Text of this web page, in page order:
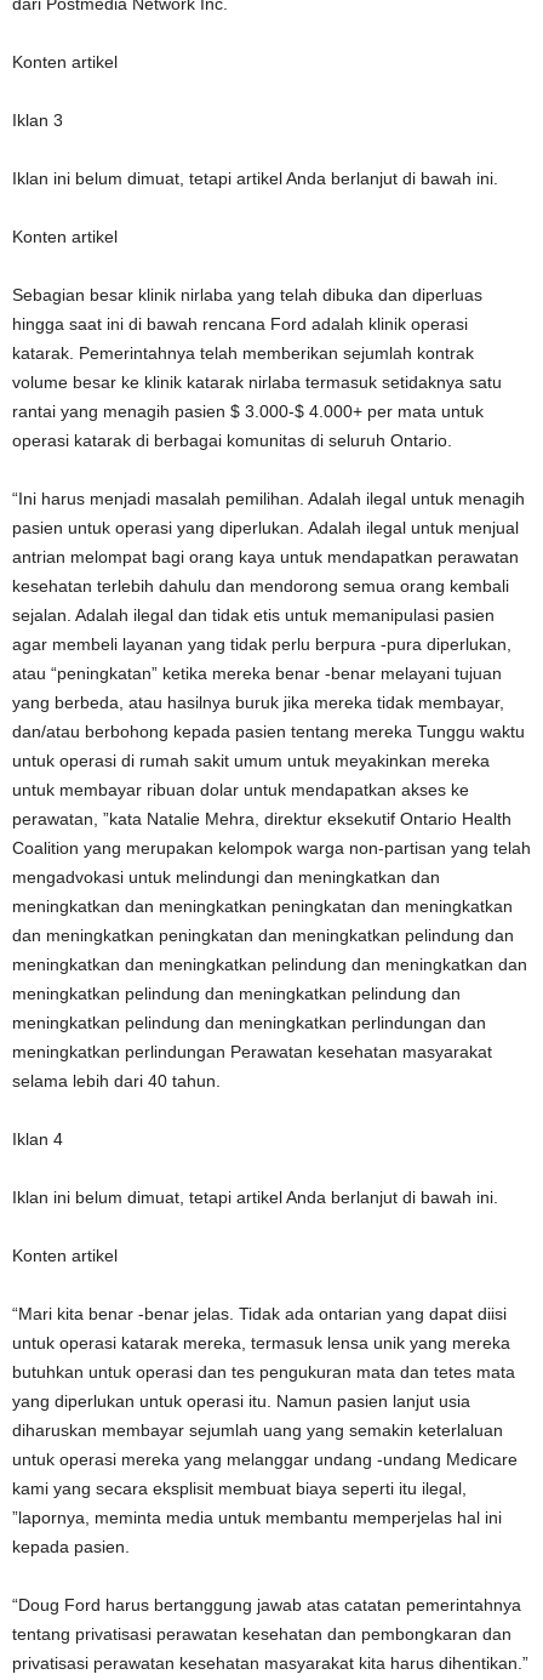
Konten artikel
Iklan 3
Iklan ini belum dimuat, tetapi artikel Anda berlanjut di bawah ini.
Konten artikel
Sebagian besar klinik nirlaba yang telah dibuka dan diperluas
hingga saat ini di bawah rencana Ford adalah klinik operasi
katarak. Pemerintahnya telah memberikan sejumlah kontrak
volume besar ke klinik katarak nirlaba termasuk setidaknya satu
rantai yang menagih pasien $ 3.000-$ 4.000+ per mata untuk
operasi katarak di berbagai komunitas di seluruh Ontario.
“Ini harus menjadi masalah pemilihan. Adalah ilegal untuk menagih
pasien untuk operasi yang diperlukan. Adalah ilegal untuk menjual
antrian melompat bagi orang kaya untuk mendapatkan perawatan
kesehatan terlebih dahulu dan mendorong semua orang kembali
sejalan. Adalah ilegal dan tidak etis untuk memanipulasi pasien
agar membeli layanan yang tidak perlu berpura -pura diperlukan,
atau “peningkatan” ketika mereka benar -benar melayani tujuan
yang berbeda, atau hasilnya buruk jika mereka tidak membayar,
dan/atau berbohong kepada pasien tentang mereka Tunggu waktu
untuk operasi di rumah sakit umum untuk meyakinkan mereka
untuk membayar ribuan dolar untuk mendapatkan akses ke
perawatan, ”kata Natalie Mehra, direktur eksekutif Ontario Health
Coalition yang merupakan kelompok warga non-partisan yang telah
mengadvokasi untuk melindungi dan meningkatkan dan
meningkatkan dan meningkatkan peningkatan dan meningkatkan
dan meningkatkan peningkatan dan meningkatkan pelindung dan
meningkatkan dan meningkatkan pelindung dan meningkatkan dan
meningkatkan pelindung dan meningkatkan pelindung dan
meningkatkan pelindung dan meningkatkan perlindungan dan
meningkatkan perlindungan Perawatan kesehatan masyarakat
selama lebih dari 40 tahun.
Iklan 4
Iklan ini belum dimuat, tetapi artikel Anda berlanjut di bawah ini.
Konten artikel
“Mari kita benar -benar jelas. Tidak ada ontarian yang dapat diisi
untuk operasi katarak mereka, termasuk lensa unik yang mereka
butuhkan untuk operasi dan tes pengukuran mata dan tetes mata
yang diperlukan untuk operasi itu. Namun pasien lanjut usia
diharuskan membayar sejumlah uang yang semakin keterlaluan
untuk operasi mereka yang melanggar undang -undang Medicare
kami yang secara eksplisit membuat biaya seperti itu ilegal,
”lapornya, meminta media untuk membantu memperjelas hal ini
kepada pasien.
“Doug Ford harus bertanggung jawab atas catatan pemerintahnya
tentang privatisasi perawatan kesehatan dan pembongkaran dan
privatisasi perawatan kesehatan masyarakat kita harus dihentikan.”